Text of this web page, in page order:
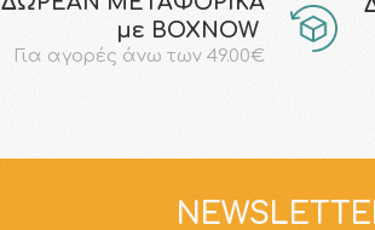
με ΒΟΧΝΟW
Για αγορές άνω των 49.00€